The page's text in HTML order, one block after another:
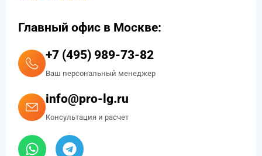
Главный офис в Москве:
+7 (495) 989-73-82
Ваш персональный менеджер
info@pro-lg.ru
Консультация и расчет